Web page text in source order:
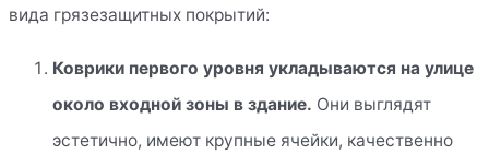
вида грязезащитных покрытий:
Коврики первого уровня укладываются на улице
около входной зоны в здание. Они выглядят
эстетично, имеют крупные ячейки, качественно